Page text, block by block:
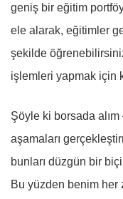
geniş bir eğitim
ele alarak, eğitimler
şekilde
işlemleri yapmak için
Şöyle ki borsada
aşamaları
bunları düzgün bir
Bu yüzden benim her